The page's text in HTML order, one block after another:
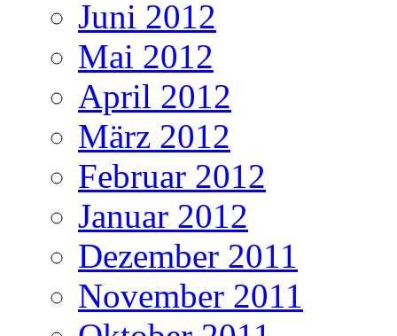
Juni 2012
Mai 2012
April 2012
März 2012
Februar 2012
Januar 2012
Dezember 2011
November 2011